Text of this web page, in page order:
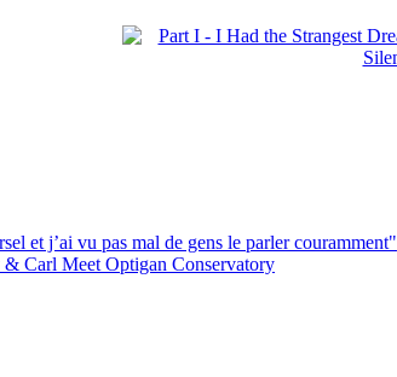
et j’ai vu pas mal de gens le parler couramment"
Carl Meet Optigan Conservatory